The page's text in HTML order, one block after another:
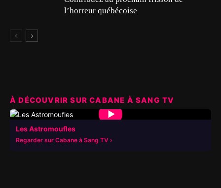
l’horreur québécoise
À DÉCOUVRIR SUR CABANE À SANG TV
▶
Les Astromoufles
Regarder sur Cabane à Sang TV